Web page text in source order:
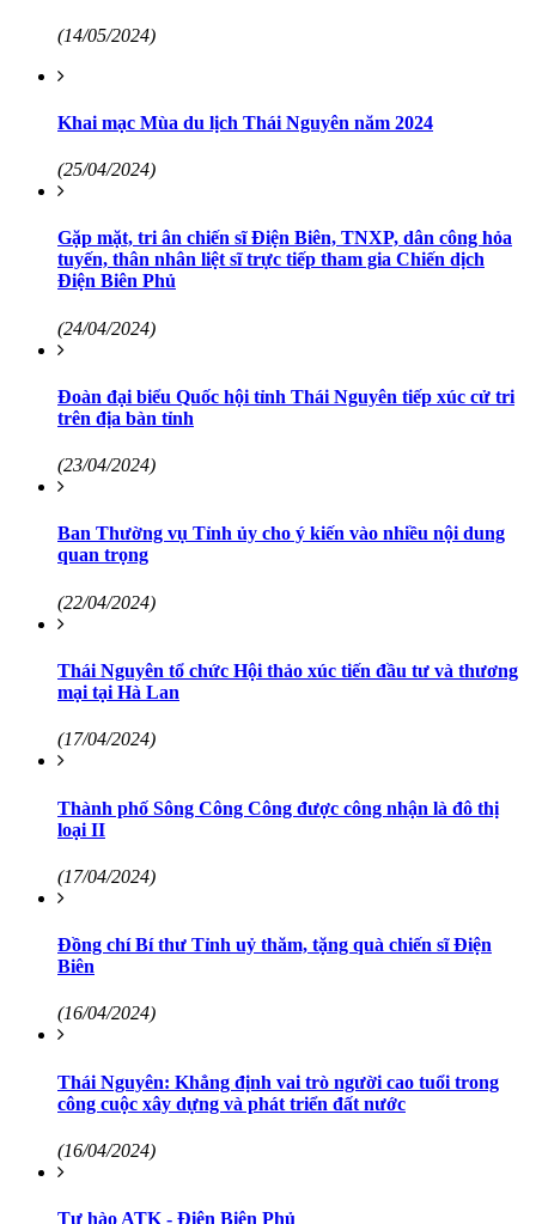
(14/05/2024)
Khai mạc Mùa du lịch Thái Nguyên năm 2024
(25/04/2024)
Gặp mặt, tri ân chiến sĩ Điện Biên, TNXP, dân công hỏa
tuyến, thân nhân liệt sĩ trực tiếp tham gia Chiến dịch
Điện Biên Phủ
(24/04/2024)
Đoàn đại biểu Quốc hội tỉnh Thái Nguyên tiếp xúc cử tri
trên địa bàn tỉnh
(23/04/2024)
Ban Thường vụ Tỉnh ủy cho ý kiến vào nhiều nội dung
quan trọng
(22/04/2024)
Thái Nguyên tổ chức Hội thảo xúc tiến đầu tư và thương
mại tại Hà Lan
(17/04/2024)
Thành phố Sông Công Công được công nhận là đô thị
loại II
(17/04/2024)
Đồng chí Bí thư Tỉnh uỷ thăm, tặng quà chiến sĩ Điện
Biên
(16/04/2024)
Thái Nguyên: Khẳng định vai trò người cao tuổi trong
công cuộc xây dựng và phát triển đất nước
(16/04/2024)
Tự hào ATK - Điện Biên Phủ